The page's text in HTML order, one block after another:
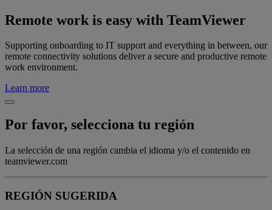
Remote work is easy with TeamViewer
Supporting onboarding to IT support and everything in between, our
remote connectivity solutions deliver a secure and productive remote
work environment.
Learn more
Por favor, selecciona tu región
La selección de una región cambia el idioma y/o el contenido en
teamviewer.com
REGIÓN SUGERIDA